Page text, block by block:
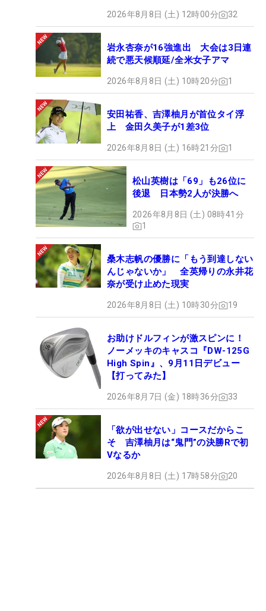
2026年8月8日 (土) 12時00分 32
岩永杏奈が16強進出 大会は3日連
続で悪天候順延/全米女子アマ
2026年8月8日 (土) 10時20分 1
安田祐香、吉澤柚月が首位タイ浮
上 金田久美子が1差3位
2026年8月8日 (土) 16時21分 1
松山英樹は「69」も26位に
後退 日本勢2人が決勝へ
2026年8月8日 (土) 08時41分
1
桑木志帆の優勝に「もう到達しない
んじゃないか」 全英帰りの永井花
奈が受け止めた現実
2026年8月8日 (土) 10時30分 19
お助けドルフィンが激スピンに！
ノーメッキのキャスコ『DW-125G
High Spin』、9月11日デビュー
【打ってみた】
2026年8月7日 (金) 18時36分 33
「欲が出せない」コースだからこ
そ 吉澤柚月は“鬼門”の決勝Rで初
Vなるか
2026年8月8日 (土) 17時58分 20